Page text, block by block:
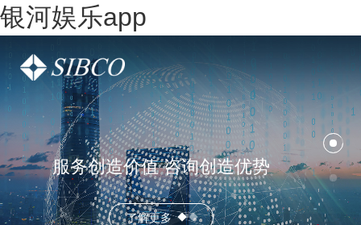
银河娱乐app
服务创造价值 咨询创造优势
了解更多